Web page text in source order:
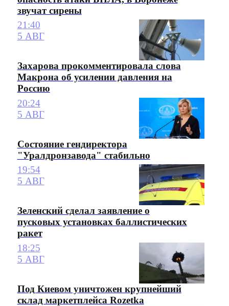
звучат сирены
21:40
5 АВГ
Захарова прокомментировала слова
Макрона об усилении давления на
Россию
20:24
5 АВГ
Состояние гендиректора
"Уралдронзавода" стабильно
19:54
5 АВГ
Зеленский сделал заявление о
пусковых установках баллистических
ракет
18:25
5 АВГ
Под Киевом уничтожен крупнейший
склад маркетплейса Rozetka